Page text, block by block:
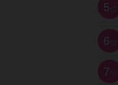
5 位
6 位
7 位